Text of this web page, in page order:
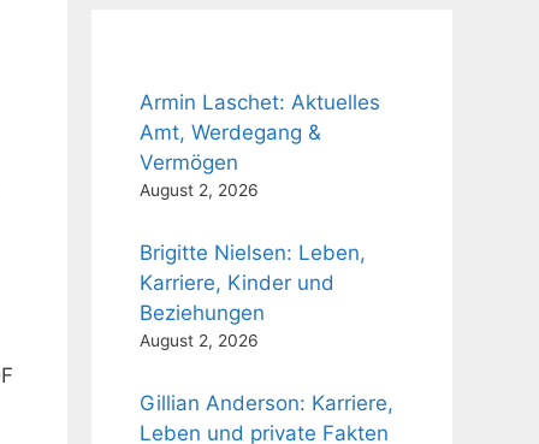
Armin Laschet: Aktuelles
Amt, Werdegang &
Vermögen
August 2, 2026
Brigitte Nielsen: Leben,
Karriere, Kinder und
Beziehungen
August 2, 2026
Gillian Anderson: Karriere,
Leben und private Fakten